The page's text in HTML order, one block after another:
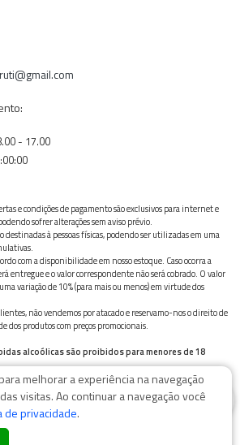
- 17.00
e condições de pagamento são exclusivos para internet e
sofrer alterações sem aviso prévio.
destinadas à pessoas físicas, podendo ser utilizadas em uma
com a disponibilidade em nosso estoque. Caso ocorra a
entregue e o valor correspondente não será cobrado. O valor
variação de 10% (para mais ou menos) em virtude dos
não vendemos por atacado e reservamo-nos o direito de
dos produtos com preços promocionais.
alcoólicas são proibidos para menores de 18
química e, em excesso, provoca graves males à saúde.
melhorar a experiência na navegação
visitas. Ao continuar a navegação você
de privacidade.